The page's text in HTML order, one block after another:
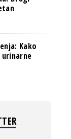
Kako